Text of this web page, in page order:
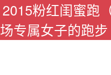
粉红闺蜜跑
专属女子的跑步